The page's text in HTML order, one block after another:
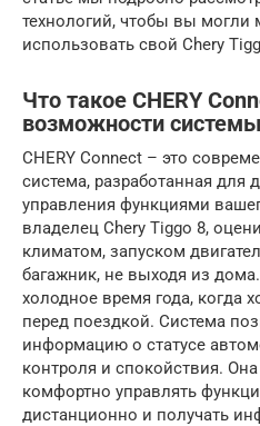
технологий, чтобы вы
использовать свой Chery
Что такое CHERY
возможности системы
CHERY Connect – это
система, разработанная для
управления функциями
владелец Chery Tiggo 8,
климатом, запуском
багажник, не выходя из
холодное время года, когда
перед поездкой. Система
информацию о статусе
контроля и спокойствия.
комфортно управлять
дистанционно и получать